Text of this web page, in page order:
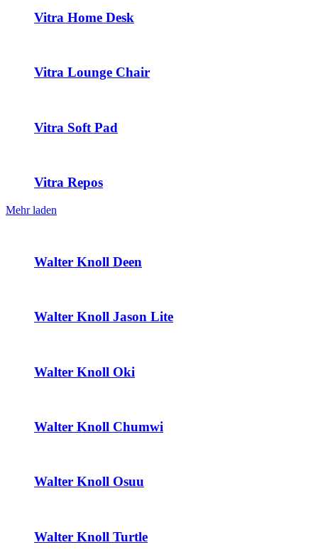
Vitra Home Desk
Vitra Lounge Chair
Vitra Soft Pad
Vitra Repos
Mehr laden
Walter Knoll Deen
Walter Knoll Jason Lite
Walter Knoll Oki
Walter Knoll Chumwi
Walter Knoll Osuu
Walter Knoll Turtle